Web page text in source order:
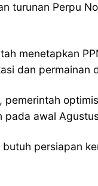
turunan Perpu
menetapkan
dan permainan
pemerintah
awal
butuh persiapan